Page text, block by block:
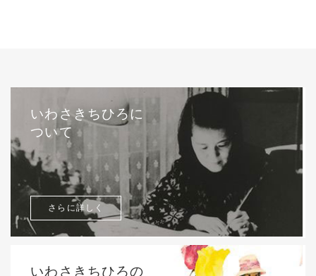
いわさきちひろに
ついて
さらに詳しく
いわさきちひろの